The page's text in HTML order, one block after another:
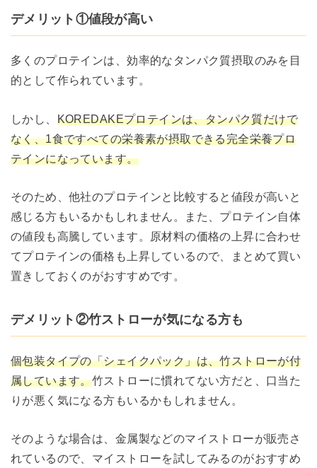
デメリット①値段が高い
多くのプロテインは、効率的なタンパク質摂取のみを目
的として作られています。
しかし、 KOREDAKEプロテインは、タンパク質だけで
なく、1食ですべての栄養素が摂取できる完全栄養プロ
テインになっています。
そのため、他社のプロテインと比較すると値段が高いと
感じる方もいるかもしれません。また、プロテイン自体
の値段も高騰しています。原材料の価格の上昇に合わせ
てプロテインの価格も上昇しているので、まとめて買い
置きしておくのがおすすめです。
デメリット②竹ストローが気になる方も
個包装タイプの「シェイクパック」は、竹ストローが付
属しています。竹ストローに慣れてない方だと、口当た
りが悪く気になる方もいるかもしれません。
そのような場合は、金属製などのマイストローが販売さ
れているので、マイストローを試してみるのがおすすめ